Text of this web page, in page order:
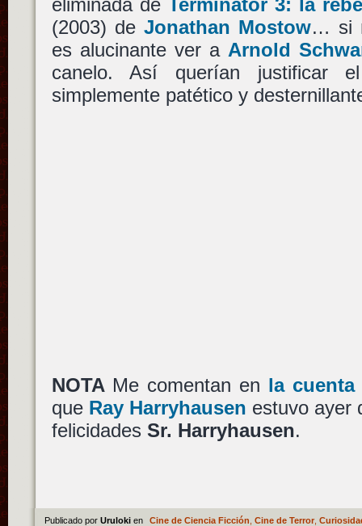
eliminada de
Terminator 3: la
(2003) de Jonathan Mostow… si
es alucinante ver a Arnold
canelo. Así querían justificar
simplemente patético y
NOTAMe comentan en la
que Ray Harryhausen estuvo ayer
felicidades Sr. Harryhausen.
Publicado por Uruloki en Cine de Ciencia Ficción Cine de Terror,